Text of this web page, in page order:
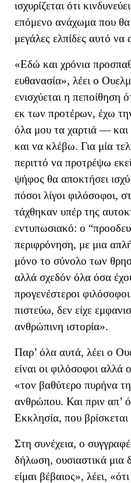
ισχυρίζεται ότι κινδυνεύει
επόμενο ανάχωμα που
μεγάλες ελπίδες αυτό να
«Εδώ και χρόνια
ευθανασία», λέει ο
ενισχύεται η πεποίθηση
εκ των προτέρων, έχω
όλα μου τα χαρτιά — και
και να κλέβω. Για μία
περιττό να προτρέψω
ψήφος θα αποκτήσει
πόσοι λίγοι φιλόσοφοι,
τάχθηκαν υπέρ της
εντυπωσιακό: ο “
περιφρόνηση, με μια
μόνο το σύνολο των
αλλά σχεδόν όλα όσα
προγενέστεροι
πιστεύω, δεν είχε
ανθρώπινη ιστορία».
Παρ’ όλα αυτά, λέει ο
είναι οι φιλόσοφοι αλλά
«τον βαθύτερο πυρήνα
ανθρώπου. Και πριν απ’
Εκκλησία, που
Στη συνέχεια, ο
δήλωση, ουσιαστικά μια
είμαι βέβαιος», λέει, «